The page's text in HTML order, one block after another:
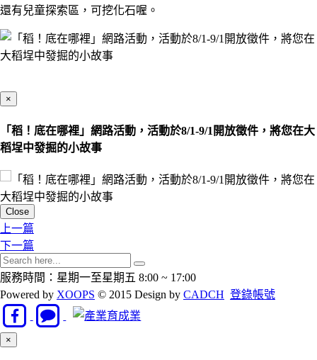
還有兒童探索區，可挖化石喔。
×
「稻！底在哪裡」網路活動，活動於8/1-9/1開放徵件，將您在大
稻埕中發掘的小故事
Close
上一篇
下一篇
服務時間：星期一至星期五 8:00 ~ 17:00
Powered by XOOPS © 2015 Design by CADCH 登錄帳號
×